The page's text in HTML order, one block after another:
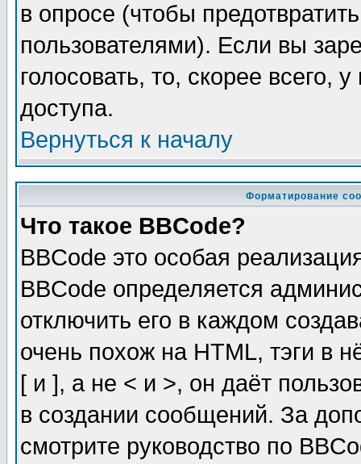
в опросе (чтобы
пользователями). Если вы
голосовать, то, скорее всего,
доступа.
Вернуться к началу
Форматирование
Что такое BBCode?
BBCode это особая
BBCode определяется
отключить его в каждом
очень похож на HTML, тэги в
[ и ], а не < и >, он даёт
в создании сообщений. За
смотрите руководство по